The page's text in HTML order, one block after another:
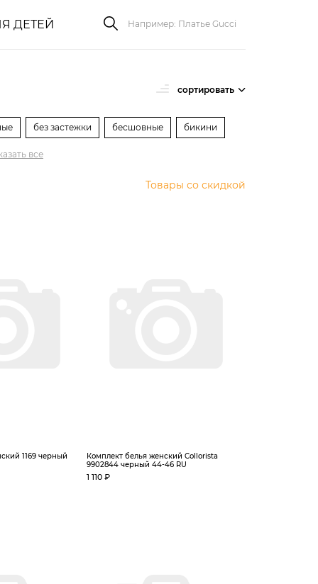
ДЕТЕЙ
сортировать
без застежки бесшовные бикини
все
Товары со скидкой
1169 черный
Комплект белья женский Collorista
9902844 черный 44-46 RU
1 110 ₽